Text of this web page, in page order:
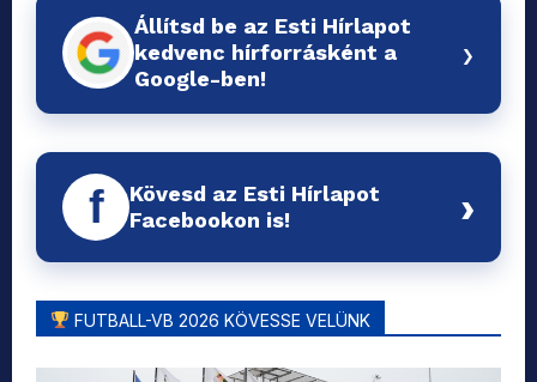
Állítsd be az Esti Hírlapot
kedvenc hírforrásként a
Google-ben!
›
f
Kövesd az Esti Hírlapot
Facebookon is!
›
FUTBALL-VB 2026 KÖVESSE VELÜNK